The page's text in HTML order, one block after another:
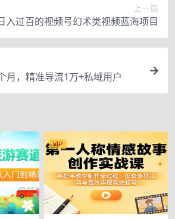
上一篇
入过百的视频号幻术类视频蓝海项目
月，精准导流1万+私域用户
VIP